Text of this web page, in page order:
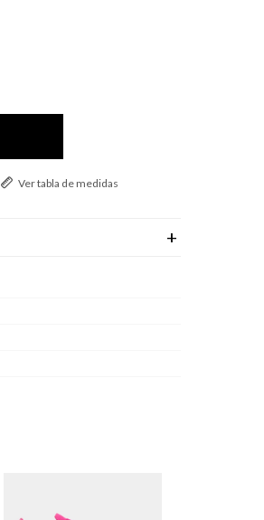
Ver tabla de medidas